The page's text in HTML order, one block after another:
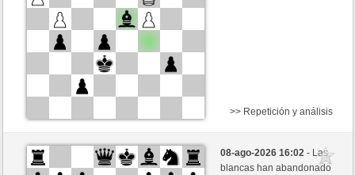
Blancas
machtnix (1284) (-12)
Negras
tecnicle (1390) (+12)
>> Repetición y análisis
08-ago-2026 16:02- Las
blancas han abandonado